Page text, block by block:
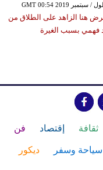
هنا الزاهد على الطلاق من
فهمي بسبب الغيرة
ثقافة إقتصاد فن
سياحة وسفر ديكور